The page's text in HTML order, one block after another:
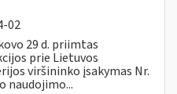
02
29 d. priimtas
prie Lietuvos
viršininko įsakymas Nr.
naudojimo...